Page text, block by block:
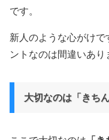
です。
新人のような心がけで
ントなのは間違いあり
大切なのは「きちん